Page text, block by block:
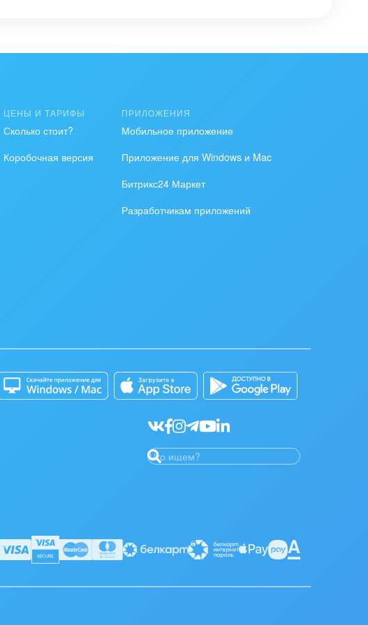
ЦЕНЫ И ТАРИФЫ
Сколько стоит?
Коробочная версия
ПРИЛОЖЕНИЯ
Мобильное приложение
Приложение для Windows и Mac
Битрикс24 Маркет
Разработчикам приложений